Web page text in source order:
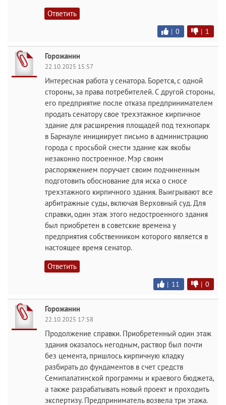
Ответить
| 0 | 1
Горожанин
22.10.2025 15:57
Интересная работа у сенатора. Борется, с одной
стороны, за права потребителей. С другой стороны,
его предприятие после отказа предпринимателем
продать сенатору свое трехэтажное кирпичное
здание для расширения площадей под технопарк
в Барнауле инициирует письмо в администрацию
города с просьбой снести здание как якобы
незаконно построенное. Мэр своим
распоряжением поручает своим подчиненным
подготовить обоснование для иска о сносе
трехэтажного кирпичного здания. Выигрывают все
арбитражные суды, включая Верховный суд. Для
справки, один этаж этого недостроенного здания
был приобретен в советские времена у
предприятия собственником которого является в
настоящее время сенатор.
Ответить
| 11 | 0
Горожанин
22.10.2025 17:58
Продолжение справки. Приобретенный один этаж
здания оказалось негодным, раствор был почти
без цемента, пришлось кирпичную кладку
разбирать до фундаментов в счет средств
Семипалатинской программы и краевого бюджета,
а также разрабатывать новый проект и проходить
экспертизу. Предприниматель возвела три этажа.